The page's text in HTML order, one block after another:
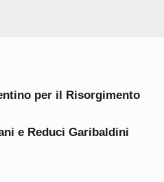
per il Risorgimento
e Reduci Garibaldini